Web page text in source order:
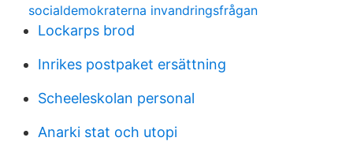
socialdemokraterna invandringsfrågan
Lockarps brod
Inrikes postpaket ersättning
Scheeleskolan personal
Anarki stat och utopi